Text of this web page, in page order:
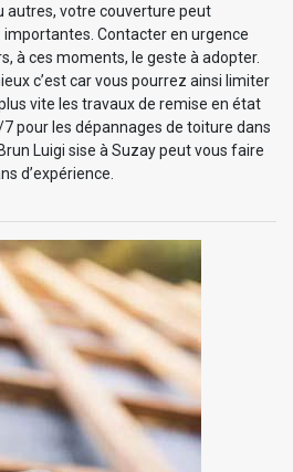
autres, votre couverture peut
Contacter en urgence
à ces moments, le geste à adopter.
c’est car vous pourrez ainsi limiter
vite les travaux de remise en état
pour les dépannages de toiture dans
Luigi sise à Suzay peut vous faire
d’expérience.